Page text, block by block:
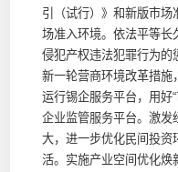
引（试行）》和新版市
场准入环境。依法平等长
侵犯产权违法犯罪行为的
新一轮营商环境改革措施
运行锡企服务平台，用好
企业监管服务平台。激发
大，进一步优化民间投资
活。实施产业空间优化焕